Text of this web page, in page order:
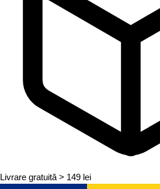
Livrare gratuită > 149 lei